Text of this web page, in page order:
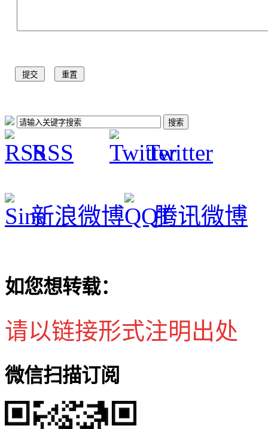
RSS Twitter
新浪微博 腾讯微博
如您想转载：
请以链接形式注明出处
微信扫描订阅